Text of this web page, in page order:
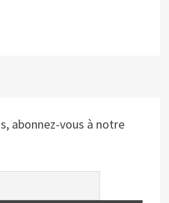
abonnez-vous à notre